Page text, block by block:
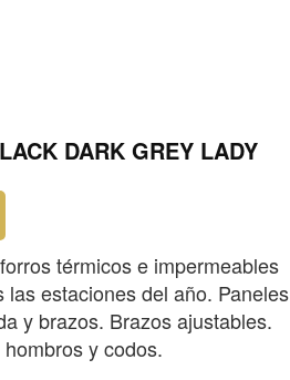
DARK GREY LADY
térmicos e impermeables
estaciones del año. Paneles
y brazos. Brazos ajustables.
y codos.